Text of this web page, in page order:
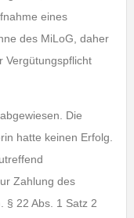
eines
des MiLoG, daher
Vergütungspflicht
Die
hatte keinen Erfolg.
Zahlung des
§ 22 Abs. 1 Satz 2